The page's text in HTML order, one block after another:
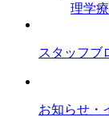
理学
スタッフブ
お知らせ・